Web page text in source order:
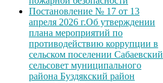
Постановление № 17 от 13
апреля 2026 г.Об утверждении
плана мероприятий по
противодействию коррупции в
сельском поселении Сабаевский
сельсовет муниципального
района Буздякский район